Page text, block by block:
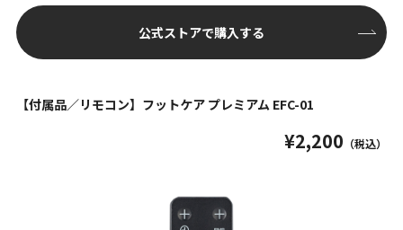
公式ストアで購入する
【付属品／リモコン】フットケア プレミアム EFC-01
¥2,200 （税込）